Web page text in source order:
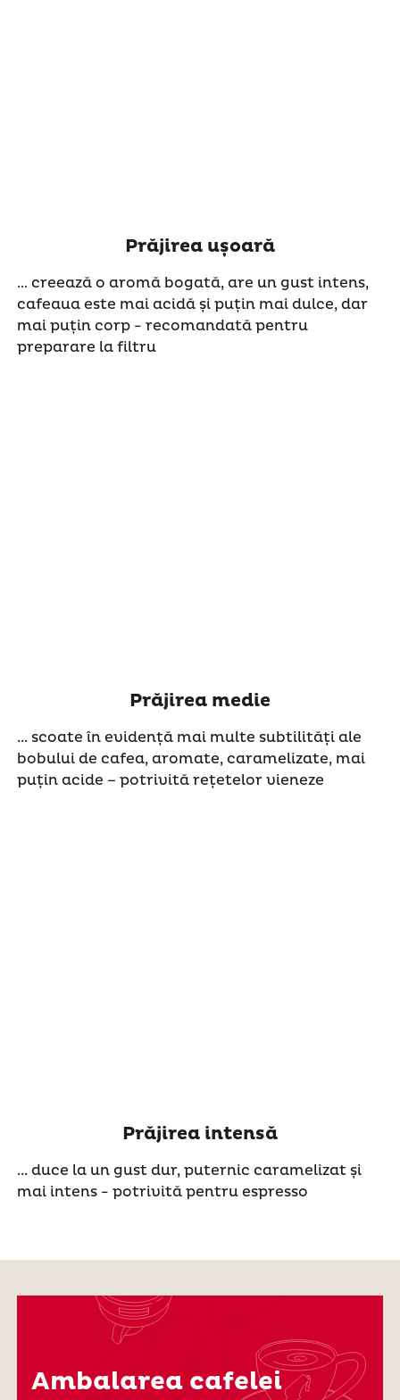
Prăjirea ușoară
… creează o aromă bogată, are un gust intens,
cafeaua este mai acidă și puțin mai dulce, dar
mai puțin corp - recomandată pentru
preparare la filtru
Prăjirea medie
... scoate în evidență mai multe subtilități ale
bobului de cafea, aromate, caramelizate, mai
puțin acide – potrivită rețetelor vieneze
Prăjirea intensă
... duce la un gust dur, puternic caramelizat și
mai intens - potrivită pentru espresso
Ambalarea cafelei